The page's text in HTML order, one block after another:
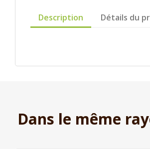
Description Détails du
Dans le même